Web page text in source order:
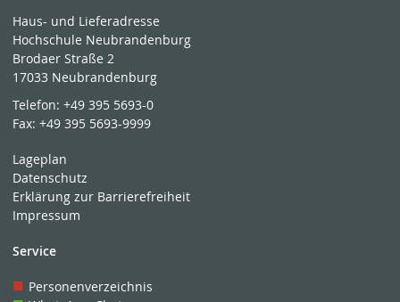
Haus- und Lieferadresse
Hochschule Neubrandenburg
Brodaer Straße 2
17033 Neubrandenburg
Telefon:+49 395 5693-0
Fax:+49 395 5693-9999
Lageplan
Datenschutz
Erklärung zur Barrierefreiheit
Impressum
Service
Personenverzeichnis